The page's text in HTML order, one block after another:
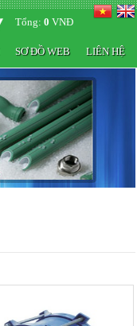
Tổng: 0 VNĐ
SƠ ĐỒ WEB LIÊN HỆ